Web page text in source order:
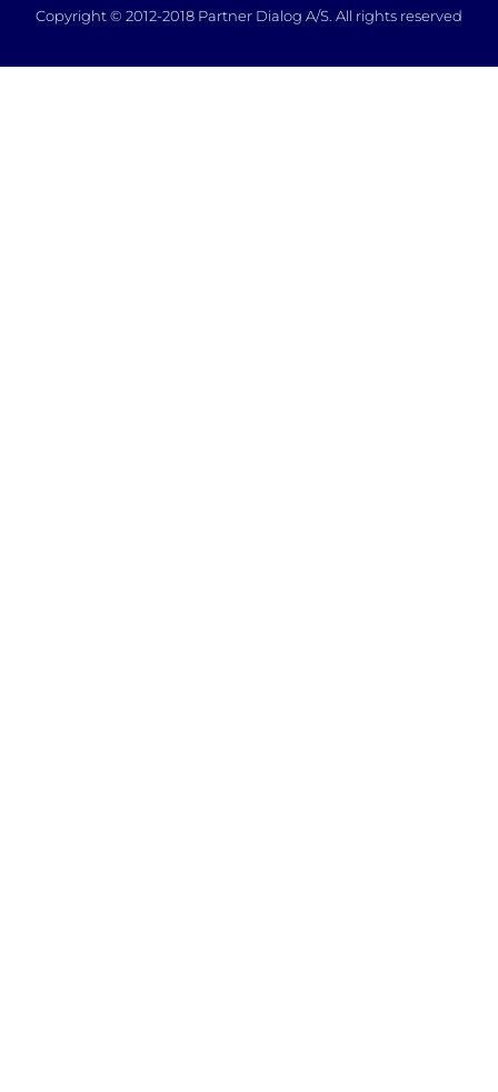
Copyright © 2012-2018 Partner Dialog A/S. All rights reserved